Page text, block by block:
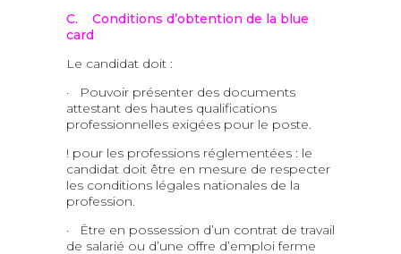
C. Conditions d’obtention de la blue
card
Le candidat doit :
· Pouvoir présenter des documents
attestant des hautes qualifications
professionnelles exigées pour le poste.
! pour les professions réglementées : le
candidat doit être en mesure de respecter
les conditions légales nationales de la
profession.
· Être en possession d’un contrat de travail
de salarié ou d’une offre d’emploi ferme